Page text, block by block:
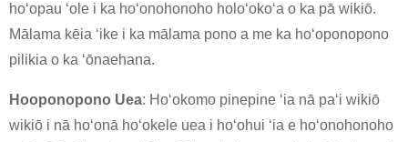
hoʻopau ʻole i ka hoʻonohonoho holoʻokoʻa o ka pā wikiō.
Mālama kēia ʻike i ka mālama pono a me ka hoʻoponopono
pilikia o ka ʻōnaehana.
Hooponopono Uea: Hoʻokomo pinepine ʻia nā paʻi wikiō
wikiō i nā hoʻonā hoʻokele uea i hoʻohui ʻia e hoʻonohonoho
E WAI MAI